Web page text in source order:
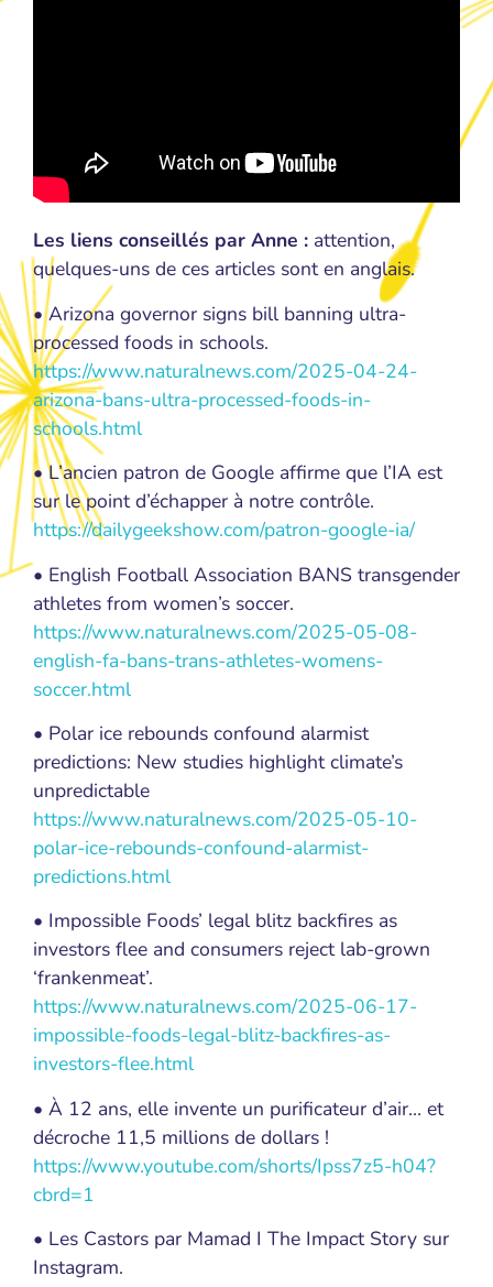
Les liens conseillés par Anne : attention,
quelques-uns de ces articles sont en anglais.
• Arizona governor signs bill banning ultra-
processed foods in schools.
https://www.naturalnews.com/2025-04-24-
arizona-bans-ultra-processed-foods-in-
schools.html
• L’ancien patron de Google affirme que l’IA est
sur le point d’échapper à notre contrôle.
https://dailygeekshow.com/patron-google-ia/
• English Football Association BANS transgender
athletes from women’s soccer.
https://www.naturalnews.com/2025-05-08-
english-fa-bans-trans-athletes-womens-
soccer.html
• Polar ice rebounds confound alarmist
predictions: New studies highlight climate’s
unpredictable
https://www.naturalnews.com/2025-05-10-
polar-ice-rebounds-confound-alarmist-
predictions.html
• Impossible Foods’ legal blitz backfires as
investors flee and consumers reject lab-grown
‘frankenmeat’.
https://www.naturalnews.com/2025-06-17-
impossible-foods-legal-blitz-backfires-as-
investors-flee.html
• À 12 ans, elle invente un purificateur d’air… et
décroche 11,5 millions de dollars !
https://www.youtube.com/shorts/Ipss7z5-h04?
cbrd=1
• Les Castors par Mamad I The Impact Story sur
Instagram.